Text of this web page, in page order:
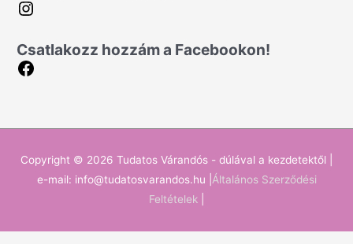
Csatlakozz hozzám a Facebookon!
Copyright © 2026 Tudatos Várandós - dúlával a kezdetektől
e-mail: info@tudatosvarandos.hu | Általános Szerződési
Feltételek